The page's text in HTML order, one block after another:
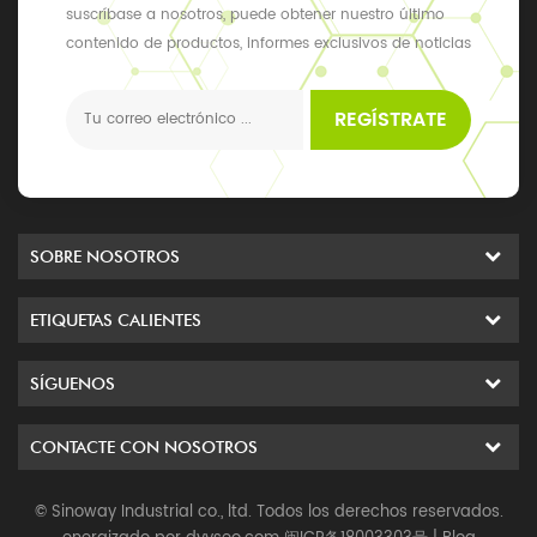
suscríbase a nosotros, puede obtener nuestro último
contenido de productos, informes exclusivos de noticias
y actualizaciones, los últimos eventos locales
REGÍSTRATE
SOBRE NOSOTROS
ETIQUETAS CALIENTES
SÍGUENOS
CONTACTE CON NOSOTROS
© Sinoway Industrial co., ltd. Todos los derechos reservados.